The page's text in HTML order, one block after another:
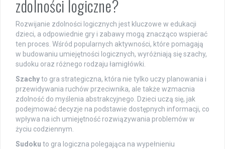
zdolności logiczne?
Rozwijanie zdolności logicznych jest kluczowe w edukacji
dzieci, a odpowiednie gry i zabawy mogą znacząco wspierać
ten proces. Wśród popularnych aktywności, które pomagają
w budowaniu umiejętności logicznych, wyróżniają się szachy,
sudoku oraz różnego rodzaju łamigłówki.
Szachyto gra strategiczna, która nie tylko uczy planowania i
przewidywania ruchów przeciwnika, ale także wzmacnia
zdolność do myślenia abstrakcyjnego. Dzieci uczą się, jak
podejmować decyzje na podstawie dostępnych informacji, co
wpływa na ich umiejętność rozwiązywania problemów w
życiu codziennym.
Sudoku to gra logiczna polegająca na wypełnieniu